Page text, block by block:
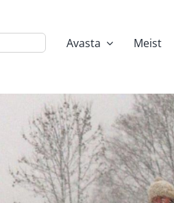
Avasta Meist